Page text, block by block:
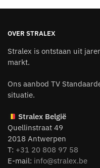
OVER STRALEX
Stralex is ontstaan uit
markt.
Ons aanbod TV
situatie.
Stralex België
Quellinstraat 49
2018 Antwerpen
T: +31 20 808 97 58
E-mail: info@stralex.be